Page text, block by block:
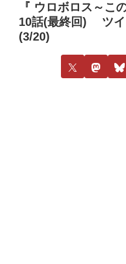
『 ウロボロス～こ
10話(最終回) ツイ
(3/20)